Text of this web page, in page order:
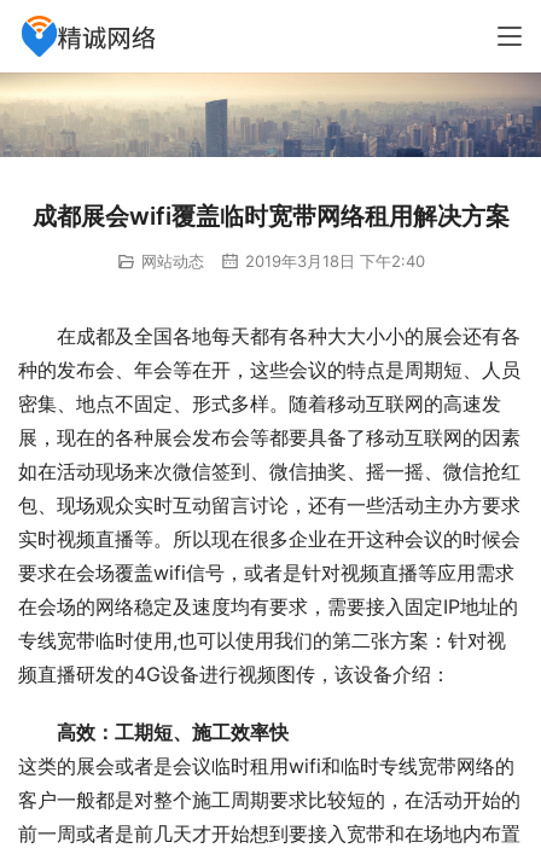
成都展会wifi覆盖临时宽带网络租用解决方案
网站动态 2019年3月18日 下午2:40
在成都及全国各地每天都有各种大大小小的展会还有各
种的发布会、年会等在开，这些会议的特点是周期短、人员
密集、地点不固定、形式多样。随着移动互联网的高速发
展，现在的各种展会发布会等都要具备了移动互联网的因素
如在活动现场来次微信签到、微信抽奖、摇一摇、微信抢红
包、现场观众实时互动留言讨论，还有一些活动主办方要求
实时视频直播等。所以现在很多企业在开这种会议的时候会
要求在会场覆盖wifi信号，或者是针对视频直播等应用需求
在会场的网络稳定及速度均有要求，需要接入固定IP地址的
专线宽带临时使用,也可以使用我们的第二张方案：针对视
频直播研发的4G设备进行视频图传，该设备介绍：
高效：工期短、施工效率快
这类的展会或者是会议临时租用wifi和临时专线宽带网络的
客户一般都是对整个施工周期要求比较短的，在活动开始的
前一周或者是前几天才开始想到要接入宽带和在场地内布置